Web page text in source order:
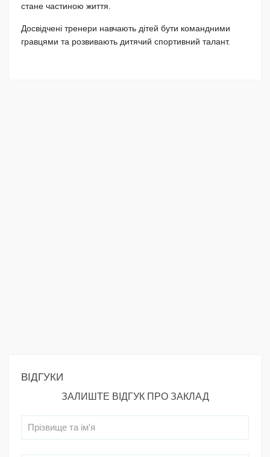
стане частиною життя.
Досвідчені тренери навчають дітей бути командними
гравцями та розвивають дитячий спортивний талант.
ВІДГУКИ
ЗАЛИШТЕ ВІДГУК ПРО ЗАКЛАД